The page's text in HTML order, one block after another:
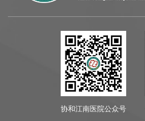
协和江南医院公众号